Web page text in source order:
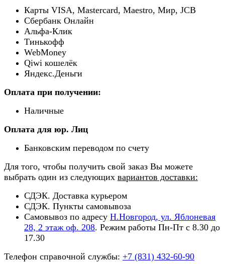
Карты VISA, Mastercard, Maestro, Мир, JCB
Сбербанк Онлайн
Альфа-Клик
Тинькофф
WebMoney
Qiwi кошелёк
Яндекс.Деньги
Оплата при получении:
Наличные
Оплата для юр. Лиц
Банковским переводом по счету
Для того, чтобы получить свой заказ Вы можете
выбрать один из следующих вариантов доставки:
СДЭК. Доставка курьером
СДЭК. Пункты самовывоза
Самовывоз по адресу Н.Новгород, ул. Яблоневая
28, 2 этаж оф. 208. Режим работы Пн-Пт с 8.30 до
17.30
Телефон справочной службы: +7 (831) 432-60-90